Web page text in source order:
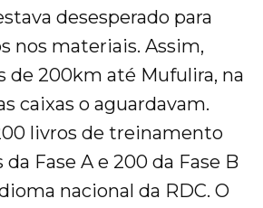
desesperado para
nos materiais. Assim,
de 200km até Mufulira, na
caixas o aguardavam.
livros de treinamento
Fase A e 200 da Fase B
nacional da RDC. O